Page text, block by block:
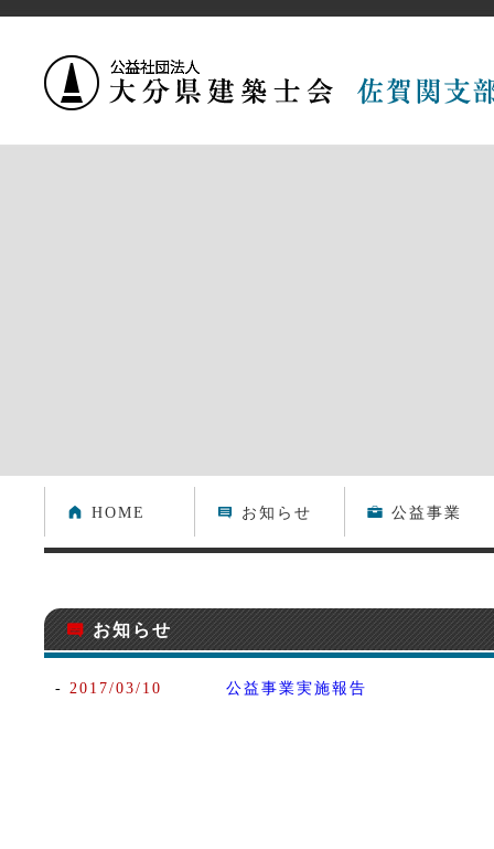
A HOME h お知らせ - 公益事業
hお知らせ
- 2017/03/10 公益事業実施報告